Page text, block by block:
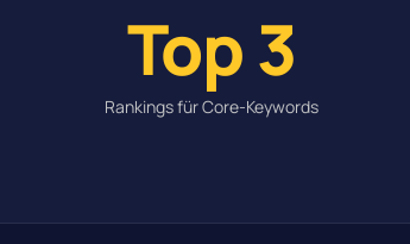
Top 3
Rankings für Core-Keywords